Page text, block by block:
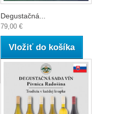
Degustačná...
79,00 €
Vložiť do košíka